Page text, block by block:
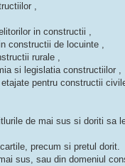
,
in constructii ,
constructii de locuinte ,
rurale ,
si legislatia constructiilor ,
pentru constructii
de mai sus si doriti sa
precum si pretul dorit.
sus, sau din domeniul